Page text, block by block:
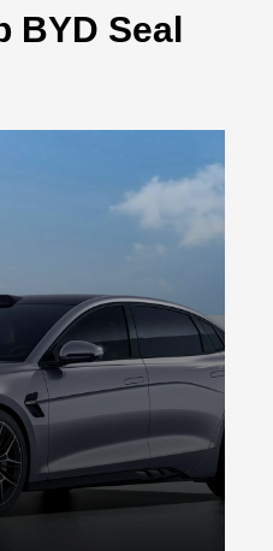
BYD Seal